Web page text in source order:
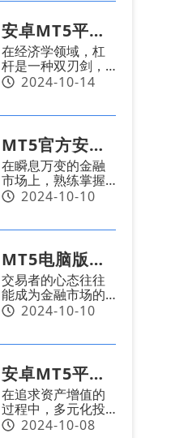
键因素
的，尽管过去可能
需要通过电话或面
对面与经纪人进
行。全球的投资者
都在交易股票，试
获得利润。股票价
断波动，为投资者
提供了众多潜在的
盈利机会。MT5电
脑版下载平台提供
了官方认证的交易
析工具和图表，为
支持。
安卓MT5平
台：运用低杠
杆交易的策略
在经济学领域，杠
杆是一种双刃剑，
它既能放大投资收
报，但同样伴随着
巨大的风险。在波
动性较大的差价合
约（CFD）市场
中，过度使用杠杆
损。因此，制定严
至关重要，这是确
保长期生存和成功
的关键。安卓MT5
平台建议，采用低
杠杆策略，这不仅
险，还能让您在市
活性，从而捕捉更
多的交易机会。
2024-10-14
MT5官方安卓
版下载：限价
订单的基础知
在瞬息万变的金融
市场上，熟练掌握
各种交易策略和工
载提供了一个功能
全面的交易平台，
它不仅包括实时市
场数据和图表分
析，还包含了多种
不同的交易策略。
Order）是交易策
略中的基础工具，
在MetaTrader 5安
卓版中得到了出色
的实现。无论是为
2024-10-10
MT5电脑版下
载：股票市场
情绪分析是什
交易者的心态往往
能成为金融市场的
反向风向标。利用
可能揭示隐藏的市
场趋势。本文将探
讨股票情绪分析的
内涵、情绪指标的
实例，以及如何在
2024-10-10
安卓MT5平
台：避免多元
化投资的常见
在追求资产增值的
过程中，多元化投
资是投资者常用的
2024-10-08